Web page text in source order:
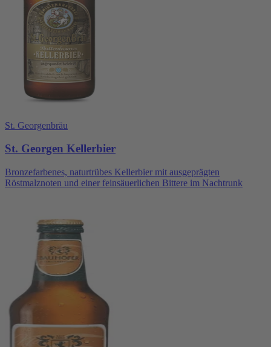
St. Georgenbräu
St. Georgen Kellerbier
Bronzefarbenes, naturtrübes Kellerbier mit ausgeprägten
Röstmalznoten und einer feinsäuerlichen Bittere im Nachtrunk